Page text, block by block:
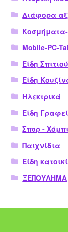
Διάφορα
Mobile-PC-
Είδη Σπιτιού
Είδη
Ηλεκτρικά
Είδη
Σπορ -
Παιχνίδια
Είδη
ΞΕΠΟΥΛΗΜΑ